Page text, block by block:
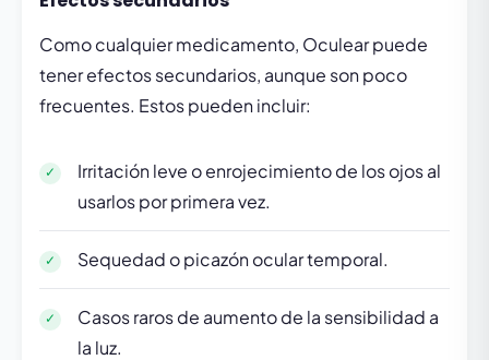
Como cualquier medicamento, Oculear puede
tener efectos secundarios, aunque son poco
frecuentes. Estos pueden incluir:
Irritación leve o enrojecimiento de los ojos al
usarlos por primera vez.
Sequedad o picazón ocular temporal.
Casos raros de aumento de la sensibilidad a
la luz.